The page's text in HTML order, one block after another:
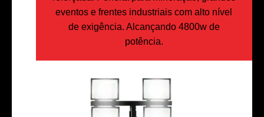
eventos e frentes industriais com alto nível
de exigência. Alcançando 4800w de
potência.